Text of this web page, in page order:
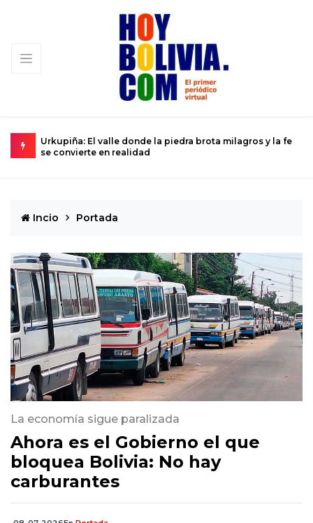
la fe
La ciencia se prepara para el histórico sobrevuelo del
Dios del Caos que rozará la Tierra
Incio Portada
La economía sigue paralizada
Ahora es el Gobierno el que
bloquea Bolivia: No hay
carburantes